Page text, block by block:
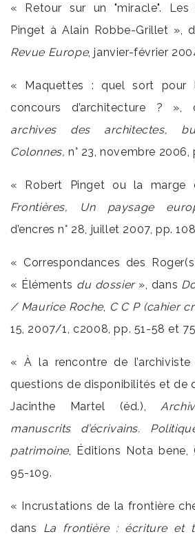
« Retour sur un "miracle".
Pinget à Alain Robbe-Grillet »,
Revue Europe, janvier-février
« Maquettes : quel sort pour
concours d’architecture ?
archives des architectes,
Colonnes, n° 23, novembre 2006,
« Robert Pinget ou la marge
Frontières, Un paysage
d’encres n° 28, juillet 2007, pp.
« Correspondances des
« Éléments du dossier», dans
/ Maurice Roche, C C P (cahier
15, 2007/1, c2008, pp. 51-58 et
« À la rencontre de
questions de disponibilités et de
Jacinthe Martel (éd.),
manuscrits d’écrivains.
patrimoine, Éditions Nota bene,
95-109.
« Incrustations de la frontière
dans La frontière : écriture et